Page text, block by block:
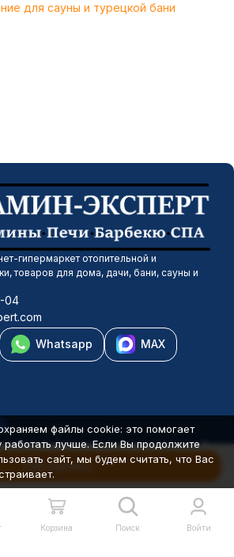
В корзину
для сауны и турецкой бани
Корзина Поиск Войти
гипермаркет отопительной и
товаров для дома, дачи, бани, сауны и
04
Whatsapp
MAX
данных
ИП Понюхов В. А. ОГРНИП
файлы cookie: это помогает
работать лучше. Если Вы продолжите
сайт, мы будем считать, что Вас